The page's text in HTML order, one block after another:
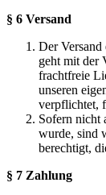
§ 6 Versand
Der
geht mit der
frachtfreie
unseren
verpflichtet,
Sofern nicht
wurde, sind
berechtigt,
§ 7 Zahlung